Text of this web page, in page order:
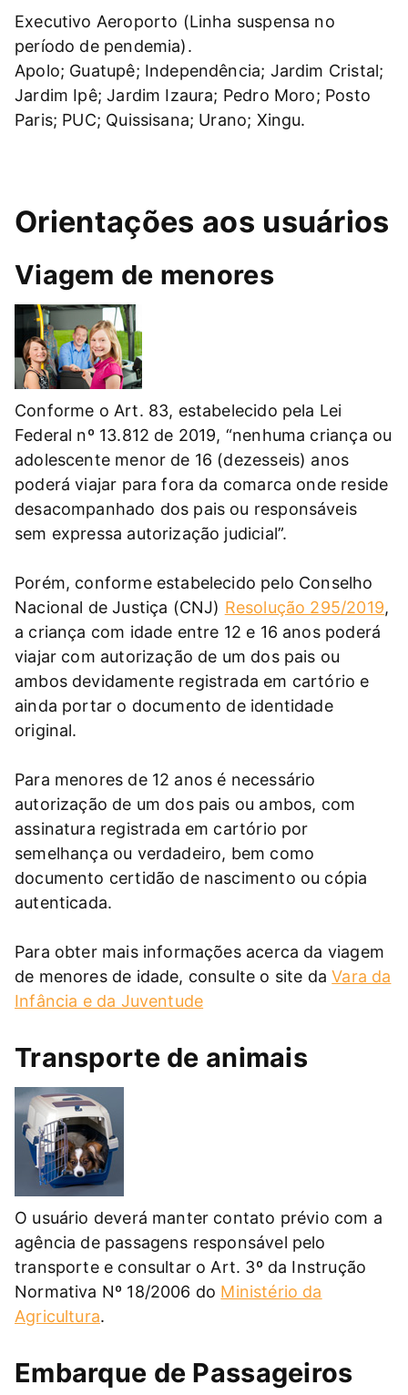
Executivo Aeroporto (Linha suspensa no
período de pendemia).
Apolo; Guatupê; Independência; Jardim Cristal;
Jardim Ipê; Jardim Izaura; Pedro Moro; Posto
Paris; PUC; Quissisana; Urano; Xingu.
Orientações aos usuários
Viagem de menores
Conforme o Art. 83, estabelecido pela Lei
Federal nº 13.812 de 2019, “nenhuma criança ou
adolescente menor de 16 (dezesseis) anos
poderá viajar para fora da comarca onde reside
desacompanhado dos pais ou responsáveis
sem expressa autorização judicial”.
Porém, conforme estabelecido pelo Conselho
Nacional de Justiça (CNJ) Resolução 295/2019,
a criança com idade entre 12 e 16 anos poderá
viajar com autorização de um dos pais ou
ambos devidamente registrada em cartório e
ainda portar o documento de identidade
original.
Para menores de 12 anos é necessário
autorização de um dos pais ou ambos, com
assinatura registrada em cartório por
semelhança ou verdadeiro, bem como
documento certidão de nascimento ou cópia
autenticada.
Para obter mais informações acerca da viagem
de menores de idade, consulte o site daVara da
Infância e da Juventude
Transporte de animais
O usuário deverá manter contato prévio com a
agência de passagens responsável pelo
transporte e consultar o Art. 3º da Instrução
Normativa Nº 18/2006 do Ministério da
Agricultura.
Embarque de Passageiros